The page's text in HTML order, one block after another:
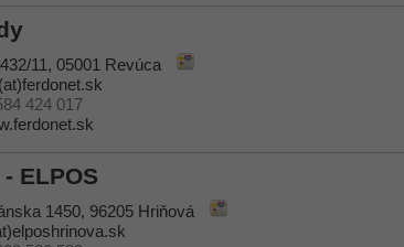
11, 05001 Revúca
424 017
ELPOS
1450, 96205 Hriňová